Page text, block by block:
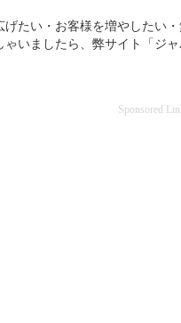
げたい・お客様を増やしたい
いましたら、弊サイト「ジ
Sponsored